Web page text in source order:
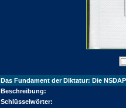
Das Fundament der Diktatur: Die
Beschreibung:
Schlüsselwörter: